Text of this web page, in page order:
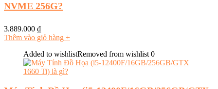
NVME 256G?
3.889.000 ₫
Thêm vào giỏ hàng +
Added to wishlistRemoved from wishlist 0